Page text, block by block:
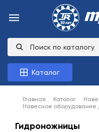
Каталог
Главная Каталог
Навесное оборудование
Гидроножницы